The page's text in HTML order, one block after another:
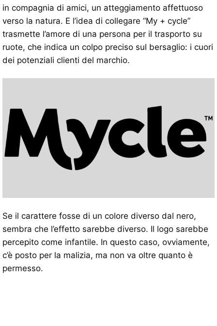
in compagnia di amici, un atteggiamento affettuoso
verso la natura. E l’idea di collegare “My + cycle”
trasmette l’amore di una persona per il trasporto su
ruote, che indica un colpo preciso sul bersaglio: i cuori
dei potenziali clienti del marchio.
Se il carattere fosse di un colore diverso dal nero,
sembra che l’effetto sarebbe diverso. Il logo sarebbe
percepito come infantile. In questo caso, ovviamente,
c’è posto per la malizia, ma non va oltre quanto è
permesso.